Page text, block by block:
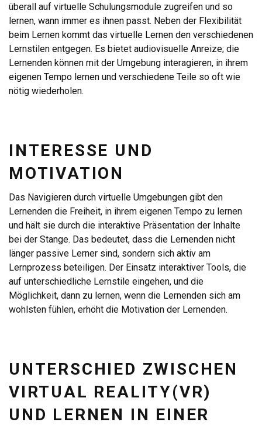
überall auf virtuelle Schulungsmodule zugreifen und so
lernen, wann immer es ihnen passt. Neben der Flexibilität
beim Lernen kommt das virtuelle Lernen den verschiedenen
Lernstilen entgegen. Es bietet audiovisuelle Anreize; die
Lernenden können mit der Umgebung interagieren, in ihrem
eigenen Tempo lernen und verschiedene Teile so oft wie
nötig wiederholen.
INTERESSE UND
MOTIVATION
Das Navigieren durch virtuelle Umgebungen gibt den
Lernenden die Freiheit, in ihrem eigenen Tempo zu lernen
und hält sie durch die interaktive Präsentation der Inhalte
bei der Stange. Das bedeutet, dass die Lernenden nicht
länger passive Lerner sind, sondern sich aktiv am
Lernprozess beteiligen. Der Einsatz interaktiver Tools, die
auf unterschiedliche Lernstile eingehen, und die
Möglichkeit, dann zu lernen, wenn die Lernenden sich am
wohlsten fühlen, erhöht die Motivation der Lernenden.
UNTERSCHIED ZWISCHEN
VIRTUAL REALITY(VR)
UND LERNEN IN EINER